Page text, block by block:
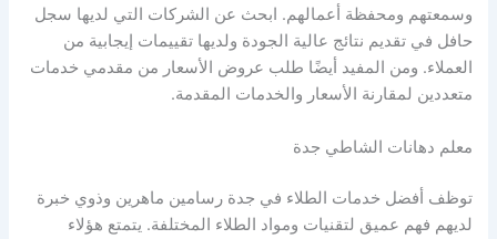
وسمعتهم ومحفظة أعمالهم. ابحث عن الشركات التي لديها سجل
حافل في تقديم نتائج عالية الجودة ولديها تقييمات إيجابية من
العملاء. ومن المفيد أيضًا طلب عروض الأسعار من مقدمي خدمات
متعددين لمقارنة الأسعار والخدمات المقدمة.
معلم دهانات الشاطي جدة
توظف أفضل خدمات الطلاء في جدة رسامين ماهرين وذوي خبرة
لديهم فهم عميق لتقنيات ومواد الطلاء المختلفة. يتمتع هؤلاء